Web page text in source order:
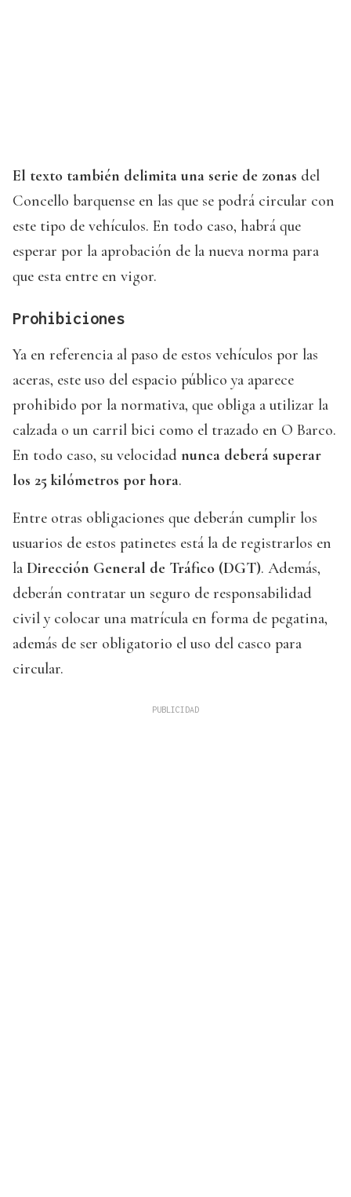
El texto también delimita una serie de zonas del
Concello barquense en las que se podrá circular con
este tipo de vehículos. En todo caso, habrá que
esperar por la aprobación de la nueva norma para
que esta entre en vigor.
Prohibiciones
Ya en referencia al paso de estos vehículos por las
aceras, este uso del espacio público ya aparece
prohibido por la normativa, que obliga a utilizar la
calzada o un carril bici como el trazado en O Barco.
En todo caso, su velocidad nunca deberá superar
los 25 kilómetros por hora.
Entre otras obligaciones que deberán cumplir los
usuarios de estos patinetes está la de registrarlos en
la Dirección General de Tráfico (DGT). Además,
deberán contratar un seguro de responsabilidad
civil y colocar una matrícula en forma de pegatina,
además de ser obligatorio el uso del casco para
circular.